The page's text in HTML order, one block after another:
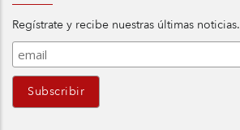
Regístrate y recibe nuestras últimas noticias.